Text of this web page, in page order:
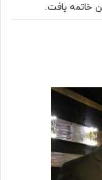
خاتمه یافت.